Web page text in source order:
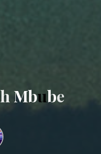
h Mbube